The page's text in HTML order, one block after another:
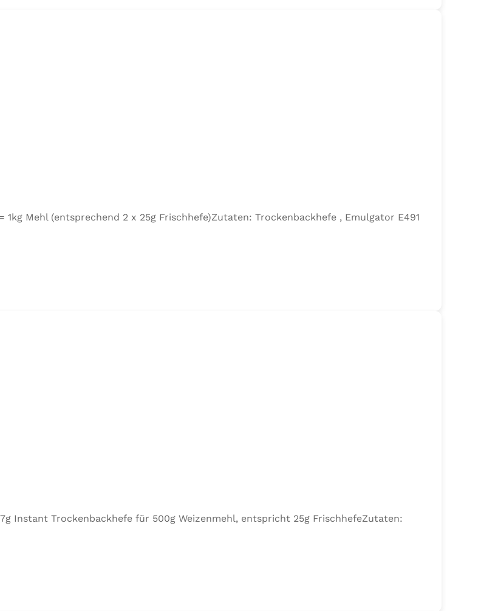
Mehl (entsprechend 2 x 25g Frischhefe)Zutaten: Trockenbackhefe , Emulgator E491
Instant Trockenbackhefe für 500g Weizenmehl, entspricht 25g FrischhefeZutaten: